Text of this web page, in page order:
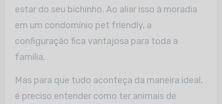
estar do seu bichinho. Ao aliar isso à moradia
em um condomínio pet friendly, a
configuração fica vantajosa para toda a
família.
Mas para que tudo aconteça da maneira ideal,
é preciso entender como ter animais de